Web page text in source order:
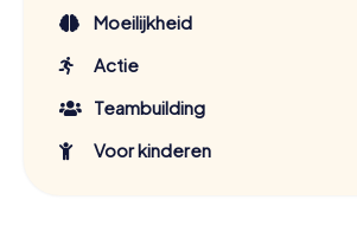
Moeilijkheid
Actie
Teambuilding
Voor kinderen